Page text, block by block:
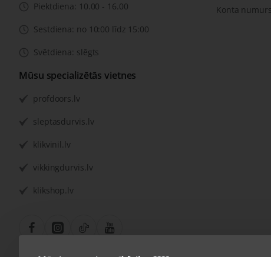
Piektdiena: 10.00 - 16.00
Sestdiena: no 10:00 līdz 15:00
Svētdiena: slēgts
Mūsu specializētās vietnes
profdoors.lv
sleptasdurvis.lv
klikvinil.lv
vikkingdurvis.lv
klikshop.lv
Konta